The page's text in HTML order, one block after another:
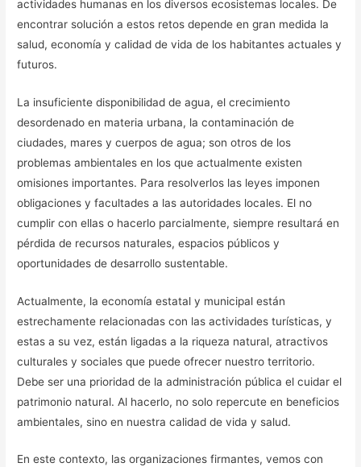
actividades humanas en los diversos ecosistemas locales. De
encontrar solución a estos retos depende en gran medida la
salud, economía y calidad de vida de los habitantes actuales y
futuros.
La insuficiente disponibilidad de agua, el crecimiento
desordenado en materia urbana, la contaminación de
ciudades, mares y cuerpos de agua; son otros de los
problemas ambientales en los que actualmente existen
omisiones importantes. Para resolverlos las leyes imponen
obligaciones y facultades a las autoridades locales. El no
cumplir con ellas o hacerlo parcialmente, siempre resultará en
pérdida de recursos naturales, espacios públicos y
oportunidades de desarrollo sustentable.
Actualmente, la economía estatal y municipal están
estrechamente relacionadas con las actividades turísticas, y
estas a su vez, están ligadas a la riqueza natural, atractivos
culturales y sociales que puede ofrecer nuestro territorio.
Debe ser una prioridad de la administración pública el cuidar el
patrimonio natural. Al hacerlo, no solo repercute en beneficios
ambientales, sino en nuestra calidad de vida y salud.
En este contexto, las organizaciones firmantes, vemos con